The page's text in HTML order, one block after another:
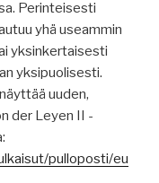
Perinteisesti
yhä useammin
yksinkertaisesti
yksipuolisesti.
uuden,
der Leyen II -
pulloposti/eu